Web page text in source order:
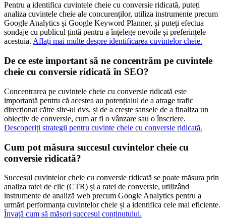
Pentru a identifica cuvintele cheie cu conversie ridicată, puteți
analiza cuvintele cheie ale concurenților, utiliza instrumente precum
Google Analytics și Google Keyword Planner, și puteți efectua
sondaje cu publicul țintă pentru a înțelege nevoile și preferințele
acestuia. Aflați mai multe despre identificarea cuvintelor cheie.
De ce este important să ne concentrăm pe cuvintele
cheie cu conversie ridicată în SEO?
Concentrarea pe cuvintele cheie cu conversie ridicată este
importantă pentru că acestea au potențialul de a atrage trafic
direcționat către site-ul dvs. și de a crește șansele de a finaliza un
obiectiv de conversie, cum ar fi o vânzare sau o înscriere.
Descoperiți strategii pentru cuvinte cheie cu conversie ridicată.
Cum pot măsura succesul cuvintelor cheie cu
conversie ridicată?
Succesul cuvintelor cheie cu conversie ridicată se poate măsura prin
analiza ratei de clic (CTR) și a ratei de conversie, utilizând
instrumente de analiză web precum Google Analytics pentru a
urmări performanța cuvintelor cheie și a identifica cele mai eficiente.
Învață cum să măsori succesul conținutului.